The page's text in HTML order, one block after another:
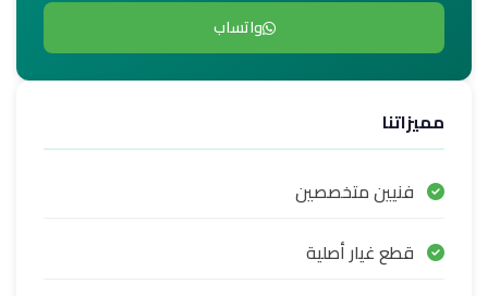
واتساب
مميزاتنا
فنيين متخصصين
قطع غيار أصلية